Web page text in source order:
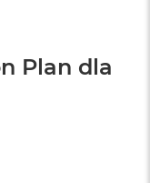
Plan dla